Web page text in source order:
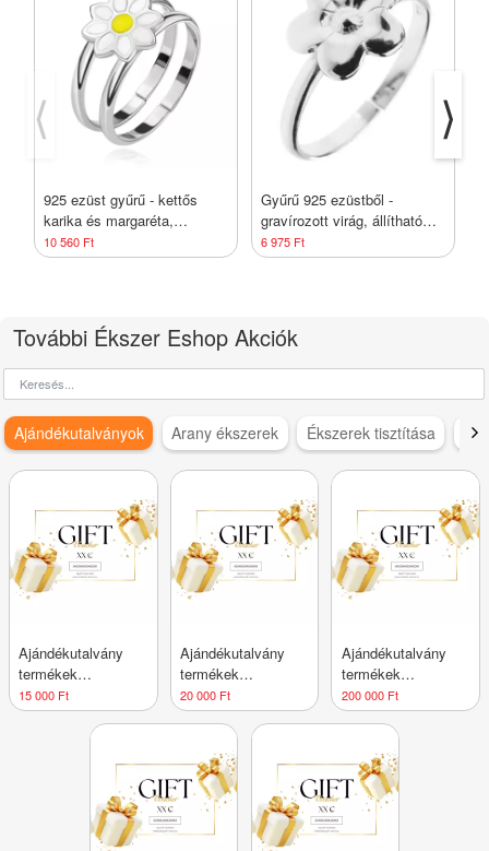
⟨
925 ezüst gyűrű - kettős
karika és margaréta,
állítható méret
10 560 Ft
Gyűrű 925 ezüstből -
gravírozott virág, állítható
méret
6 975 Ft
⟩
További Ékszer Eshop Akciók
Ajándékutalványok Arany ékszerek Ékszerek tisztítása
Ajándékutalvány
termékek
vásárlására 15 000
Ft értékben
15 000 Ft
Ajándékutalvány
termékek
vásárlására 20 000
Ft értékben
20 000 Ft
Ajándékutalvány
termékek
vásárlására 200 000
Ft értékben
200 000 Ft